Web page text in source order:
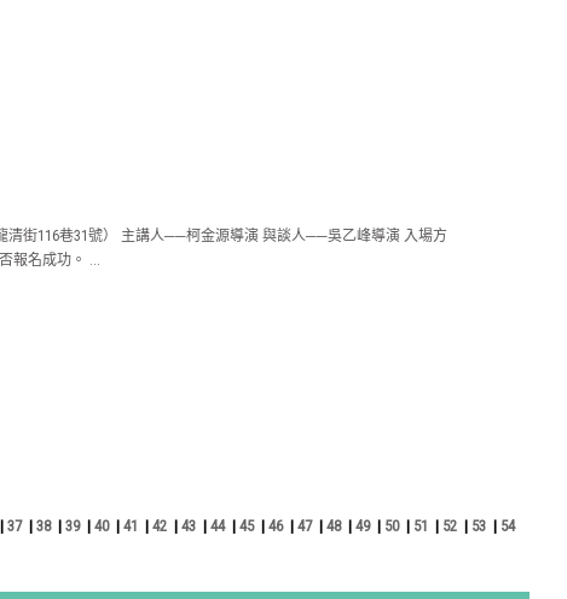
清街116巷31號） 主講人──柯金源導演 與談人──吳乙峰導演 入場方
報名成功。 ...
| 37 | 38 | 39 | 40 | 41 | 42 | 43 | 44 | 45 | 46 | 47 | 48 | 49 | 50 | 51 | 52 | 53 | 54